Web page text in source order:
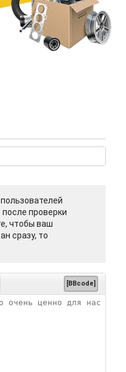
проверки
чтобы ваш
сразу, то
[BBcode]